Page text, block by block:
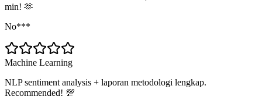
min! 🫶
No***
Machine Learning
NLP sentiment analysis + laporan metodologi lengkap.
Recommended! 💯